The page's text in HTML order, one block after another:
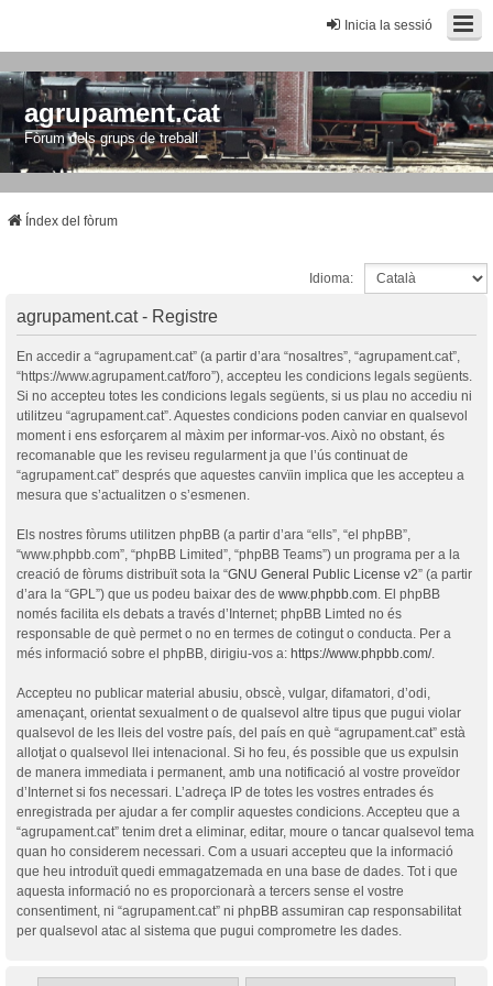
Inicia la sessió
agrupament.cat
Fòrum dels grups de treball
Índex del fòrum
Idioma:
agrupament.cat - Registre
En accedir a “agrupament.cat” (a partir d’ara “nosaltres”, “agrupament.cat”,
“https://www.agrupament.cat/foro”), accepteu les condicions legals següents.
Si no accepteu totes les condicions legals següents, si us plau no accediu ni
utilitzeu “agrupament.cat”. Aquestes condicions poden canviar en qualsevol
moment i ens esforçarem al màxim per informar-vos. Això no obstant, és
recomanable que les reviseu regularment ja que l’ús continuat de
“agrupament.cat” després que aquestes canvïin implica que les accepteu a
mesura que s’actualitzen o s’esmenen.
Els nostres fòrums utilitzen phpBB (a partir d’ara “ells”, “el phpBB”,
“www.phpbb.com”, “phpBB Limited”, “phpBB Teams”) un programa per a la
creació de fòrums distribuït sota la “GNU General Public License v2” (a partir
d’ara la “GPL”) que us podeu baixar des de www.phpbb.com . El phpBB
només facilita els debats a través d’Internet; phpBB Limted no és
responsable de què permet o no en termes de cotingut o conducta. Per a
més informació sobre el phpBB, dirigiu-vos a: https://www.phpbb.com/.
Accepteu no publicar material abusiu, obscè, vulgar, difamatori, d’odi,
amenaçant, orientat sexualment o de qualsevol altre tipus que pugui violar
qualsevol de les lleis del vostre país, del país en què “agrupament.cat” està
allotjat o qualsevol llei intenacional. Si ho feu, és possible que us expulsin
de manera immediata i permanent, amb una notificació al vostre proveïdor
d’Internet si fos necessari. L’adreça IP de totes les vostres entrades és
enregistrada per ajudar a fer complir aquestes condicions. Accepteu que a
“agrupament.cat” tenim dret a eliminar, editar, moure o tancar qualsevol tema
quan ho considerem necessari. Com a usuari accepteu que la informació
que heu introduït quedi emmagatzemada en una base de dades. Tot i que
aquesta informació no es proporcionarà a tercers sense el vostre
consentiment, ni “agrupament.cat” ni phpBB assumiran cap responsabilitat
per qualsevol atac al sistema que pugui comprometre les dades.